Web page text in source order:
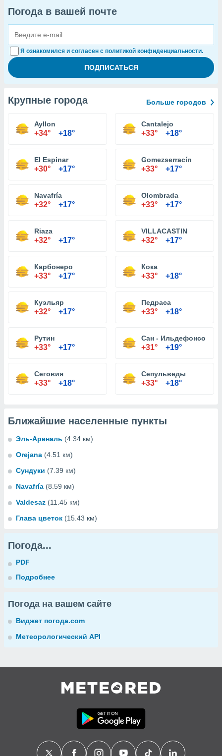
Погода в вашей почте
Я ознакомился и согласен с политикой конфиденциальности.
Крупные города Больше городов
Ayllon
+34° +18°
Cantalejo
+33° +18°
El Espinar
+30° +17°
Gomezserracín
+33° +17°
Navafría
+32° +17°
Olombrada
+33° +17°
Riaza
+32° +17°
VILLACASTIN
+32° +17°
Карбонеро
+33° +17°
Кока
+33° +18°
Куэльяр
+32° +17°
Педраса
+33° +18°
Рутин
+33° +17°
Сан - Ильдефонсо
+31° +19°
Сеговия
+33° +18°
Сепульведы
+33° +18°
Ближайшие населенные пункты
Эль-Ареналь (4.34 км)
Orejana (4.51 км)
Сундуки (7.39 км)
Navafría (8.59 км)
Valdesaz (11.45 км)
Глава цветок (15.43 км)
Погода...
PDF
Подробнее
Погода на вашем сайте
Виджет погода.com
Метеорологический API